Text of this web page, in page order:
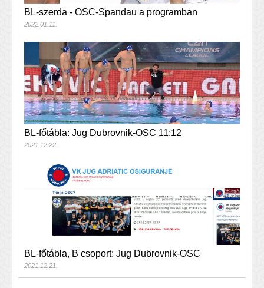
BL-szerda - OSC-Spandau a programban
2022.01.11.
BL-főtábla: Jug Dubrovnik-OSC 11:12
2021.12.22.
BL-főtábla, B csoport: Jug Dubrovnik-OSC
2021.12.21.